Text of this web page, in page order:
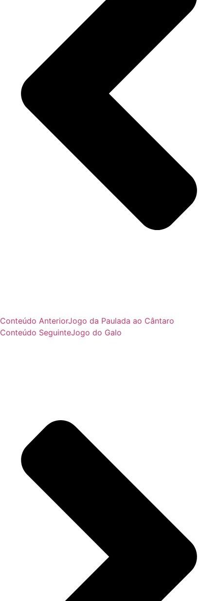
Conteúdo AnteriorJogo da Paulada ao Cântaro
Conteúdo SeguinteJogo do Galo